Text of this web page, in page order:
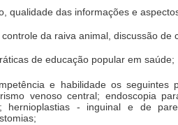
qualidade das informações e
da raiva animal, discussão de
de educação popular em saúde;
e habilidade os seguintes
venoso central; endoscopia
hernioplastias - inguinal e de